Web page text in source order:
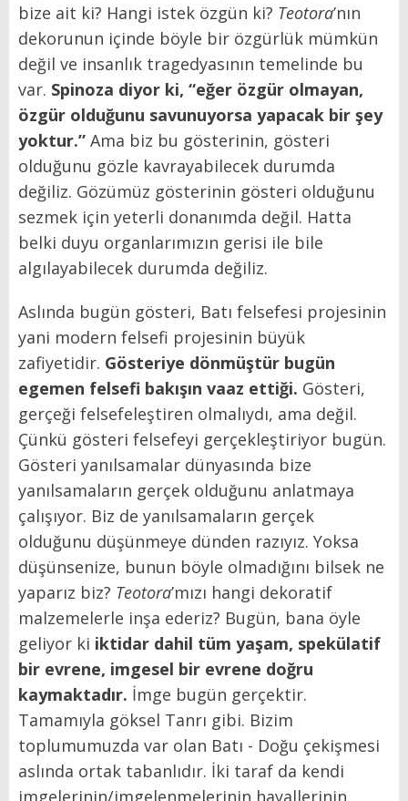
bize ait ki? Hangi istek özgün ki? Teotora’nın
dekorunun içinde böyle bir özgürlük mümkün
değil ve insanlık tragedyasının temelinde bu
var. Spinoza diyor ki, “eğer özgür olmayan,
özgür olduğunu savunuyorsa yapacak bir şey
yoktur.” Ama biz bu gösterinin, gösteri
olduğunu gözle kavrayabilecek durumda
değiliz. Gözümüz gösterinin gösteri olduğunu
sezmek için yeterli donanımda değil. Hatta
belki duyu organlarımızın gerisi ile bile
algılayabilecek durumda değiliz.
Aslında bugün gösteri, Batı felsefesi projesinin
yani modern felsefi projesinin büyük
zafiyetidir. Gösteriye dönmüştür bugün
egemen felsefi bakışın vaaz ettiği. Gösteri,
gerçeği felsefeleştiren olmalıydı, ama değil.
Çünkü gösteri felsefeyi gerçekleştiriyor bugün.
Gösteri yanılsamalar dünyasında bize
yanılsamaların gerçek olduğunu anlatmaya
çalışıyor. Biz de yanılsamaların gerçek
olduğunu düşünmeye dünden razıyız. Yoksa
düşünsenize, bunun böyle olmadığını bilsek ne
yaparız biz? Teotora’mızı hangi dekoratif
malzemelerle inşa ederiz? Bugün, bana öyle
geliyor ki iktidar dahil tüm yaşam, spekülatif
bir evrene, imgesel bir evrene doğru
kaymaktadır. İmge bugün gerçektir.
Tamamıyla göksel Tanrı gibi. Bizim
toplumumuzda var olan Batı - Doğu çekişmesi
aslında ortak tabanlıdır. İki taraf da kendi
imgelerinin/imgelenmelerinin hayallerinin